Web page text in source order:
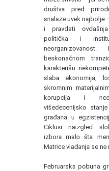
društva pred
snalaze uvek najbolje
i pravdati
politička i
beskonačnom
karakterišu
slaba ekonomija,
skromnim
korupcija i
višedecenijsko
građana u
Ciklusi naizgled
izbora malo šta
Matrice vladanja se ne
Februarska pobuna